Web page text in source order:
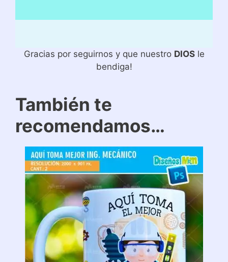
Gracias por seguirnos y que nuestro DIOSle
bendiga!
También te
recomendamos…